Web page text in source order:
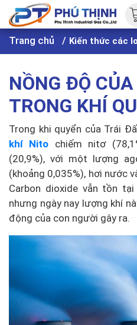
Trang chủ Kiến thức các
NỒNG ĐỘ
TRONG KHÍ
Trong khi quyển của Trái
khí Nito chiếm nitơ
(20,9%), với một lượng
(khoảng 0,035%), hơi nước
Carbon dioxide vẫn tồn
nhưng ngày nay lượng khí
động của con người gây ra.